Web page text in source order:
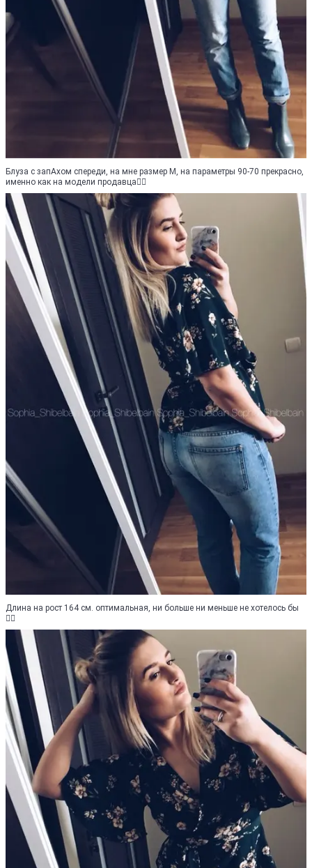
Блуза с запАхом спереди, на мне размер М, на параметры 90-70 прекрасно,
именно как на модели продавца👌🏼
Длина на рост 164 см. оптимальная, ни больше ни меньше не хотелось бы
👍🏼